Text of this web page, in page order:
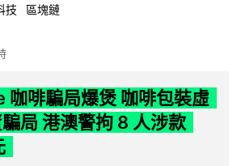
技 區塊鏈
咖啡騙局爆煲 咖啡包裝虛
局 港澳警拘 8 人涉款